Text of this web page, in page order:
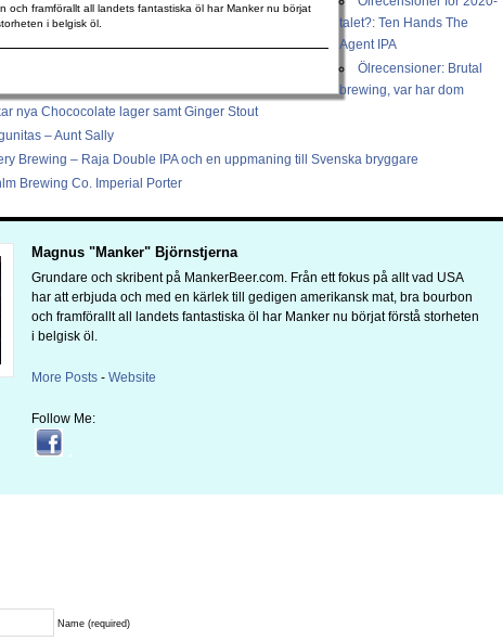
och framförallt all landets fantastiska öl har Manker nu börjat
i belgisk öl.
talet?: Ten Hands The
Agent IPA
Ölrecensioner: Brutal
brewing, var har dom
nya Chococolate lager samt Ginger Stout
– Aunt Sally
Brewing – Raja Double IPA och en uppmaning till Svenska bryggare
Brewing Co. Imperial Porter
Magnus "Manker" Björnstjerna
Grundare och skribent på MankerBeer.com. Från ett fokus på allt vad USA
har att erbjuda och med en kärlek till gedigen amerikansk mat, bra bourbon
och framförallt all landets fantastiska öl har Manker nu börjat förstå storheten
i belgisk öl.
More Posts - Website
Follow Me:
Name (required)